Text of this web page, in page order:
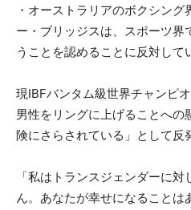
・オーストラリアのボクシン
ー・ブリッジスは、スポーツ
うことを認めることに反対して
現IBFバンタム級世界チャンピ
男性をリングに上げることへ
険にさらされている」として反
「私はトランスジェンダーに
ん。あなたが幸せになることは